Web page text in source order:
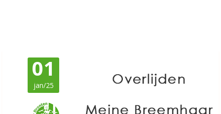
01
jan/25